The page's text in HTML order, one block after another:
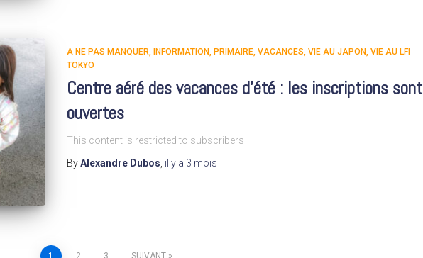
A NE PAS MANQUER INFORMATION PRIMAIRE VACANCES VIE AU JAPON VIE AU LFI
TOKYO
Centre aéré des vacances d’été : les inscriptions sont
ouvertes
This content is restricted to subscribers
ByAlexandre Dubos il y a 3 mois